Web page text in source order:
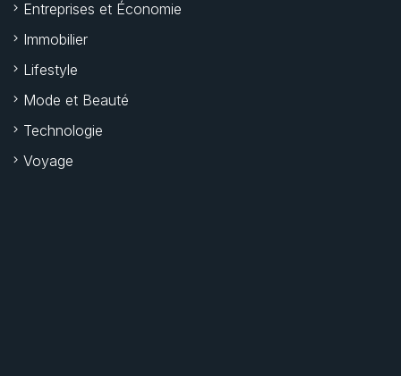
Entreprises et Économie
Immobilier
Lifestyle
Mode et Beauté
Technologie
Voyage